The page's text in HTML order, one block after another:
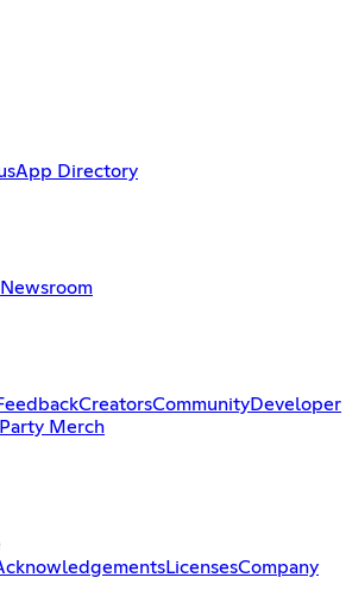
App Directory
Newsroom
CreatorsCommunityDeveloper
Merch
LicensesCompany